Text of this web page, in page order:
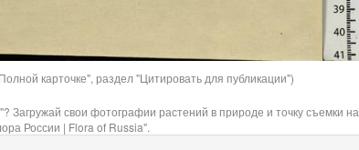
карточке", раздел "Цитировать для публикации")
Загружай свои фотографии растений в природе и точку съемки на
России | Flora of Russia".